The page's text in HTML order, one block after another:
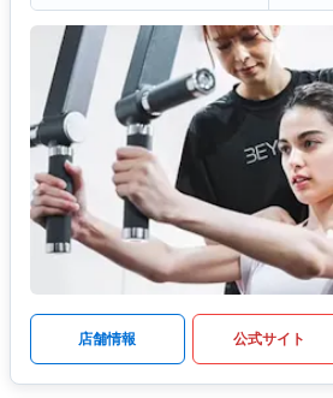
店舗情報 公式サイト